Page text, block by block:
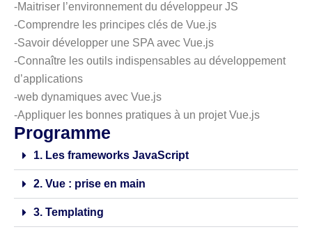
-Maitriser l’environnement du développeur JS
-Comprendre les principes clés de Vue.js
-Savoir développer une SPA avec Vue.js
-Connaître les outils indispensables au développement
d’applications
-web dynamiques avec Vue.js
-Appliquer les bonnes pratiques à un projet Vue.js
Programme
1. Les frameworks JavaScript
2. Vue : prise en main
3. Templating